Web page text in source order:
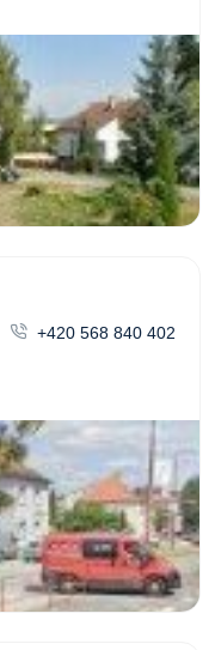
+420 568 840 402